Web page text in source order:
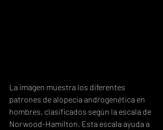
La imagen muestra los diferentes
patrones de alopecia androgenética en
hombres, clasificados según la escala de
Norwood-Hamilton. Esta escala ayuda a